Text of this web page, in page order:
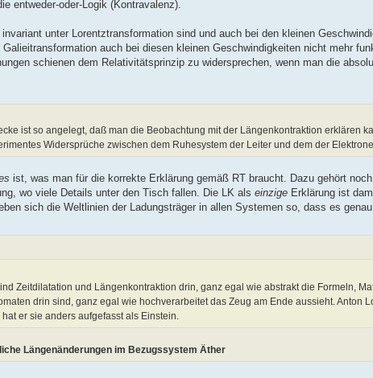
entweder-oder-Logik (Kontravalenz).
unter Lorentztransformation sind und auch bei den kleinen
auch bei diesen kleinen Geschwindigkeiten nicht mehr
schienen dem Relativitätsprinzip zu widersprechen, wenn man die
ist so angelegt, daß man die Beobachtung mit der Längenkontraktion erklären
Widersprüche zwischen dem Ruhesystem der Leiter und dem der
ist, was man für die korrekte Erklärung gemäß RT braucht. Dazu gehört
wo viele Details unter den Tisch fallen. Die LK als einzige Erklärung ist
sich die Weltlinien der Ladungsträger in allen Systemen so, dass es
Zeitdilatation und Längenkontraktion drin, ganz egal wie abstrakt die Formeln,
drin sind, ganz egal wie hochverarbeitet das Zeug am Ende aussieht. Anton
er sie anders aufgefasst als Einstein.
Längenänderungen im Bezugssystem Äther